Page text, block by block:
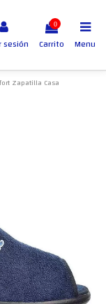
sesión
0
Carrito Menu
Zapatilla Casa